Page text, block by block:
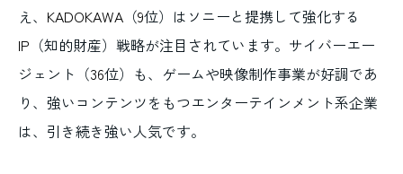
え、 KADOKAWA （9位）はソニーと提携して強化する
IP （知的財産）戦略が注目されています。サイバーエー
ジェント（36位）も、ゲームや映像制作事業が好調であ
り、強いコンテンツをもつエンターテインメント系企業
は、引き続き強い人気です。